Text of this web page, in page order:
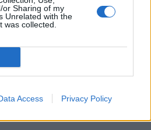
or Sharing of my
Unrelated with the
was collected.
Access Privacy Policy
Δεκεμβρίου
23/12/2020 - 13:15